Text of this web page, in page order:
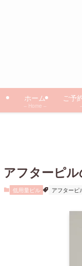
ホーム
– Home –
ご予
アフターピ
低用量ピル アフターピ